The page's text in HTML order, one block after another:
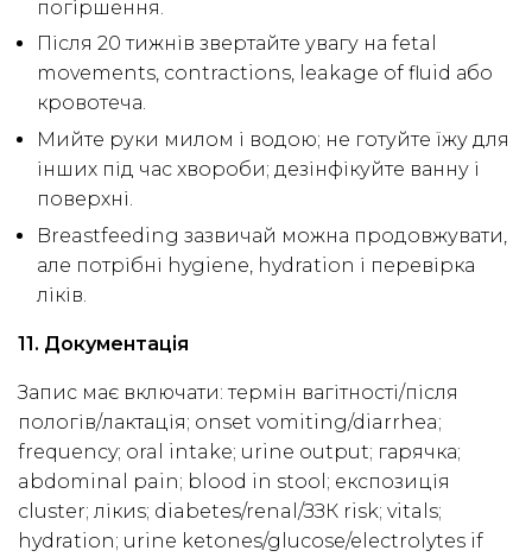
погіршення.
Після 20 тижнів звертайте увагу на fetal
movements, contractions, leakage of fluid або
кровотеча.
Мийте руки милом і водою; не готуйте їжу для
інших під час хвороби; дезінфікуйте ванну і
поверхні.
Breastfeeding зазвичай можна продовжувати,
але потрібні hygiene, hydration і перевірка
ліків.
11. Документація
Запис має включати: термін вагітності/після
пологів/лактація; onset vomiting/diarrhea;
frequency; oral intake; urine output; гарячка;
abdominal pain; blood in stool; експозиція
cluster; лікиs; diabetes/renal/ЗЗК risk; vitals;
hydration; urine ketones/glucose/electrolytes if